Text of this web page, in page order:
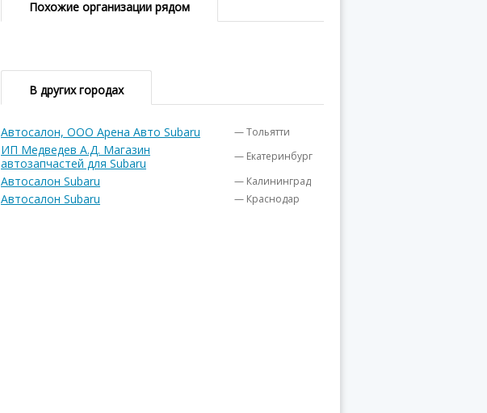
Похожие организации рядом
В других городах
Автосалон, ООО Арена Авто Subaru — Тольятти
ИП Медведев А.Д. Магазин
автозапчастей для Subaru
— Екатеринбург
Автосалон Subaru — Калининград
Автосалон Subaru — Краснодар